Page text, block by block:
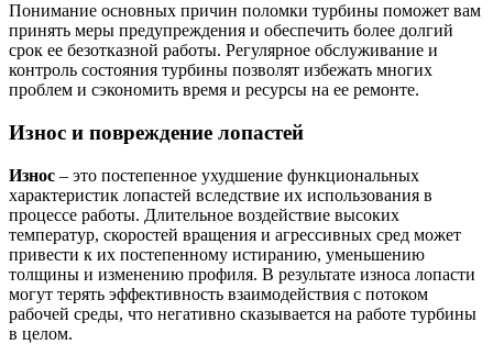
Понимание основных причин поломки турбины поможет вам
принять меры предупреждения и обеспечить более долгий
срок ее безотказной работы. Регулярное обслуживание и
контроль состояния турбины позволят избежать многих
проблем и сэкономить время и ресурсы на ее ремонте.
Износ и повреждение лопастей
Износ – это постепенное ухудшение функциональных
характеристик лопастей вследствие их использования в
процессе работы. Длительное воздействие высоких
температур, скоростей вращения и агрессивных сред может
привести к их постепенному истиранию, уменьшению
толщины и изменению профиля. В результате износа лопасти
могут терять эффективность взаимодействия с потоком
рабочей среды, что негативно сказывается на работе турбины
в целом.